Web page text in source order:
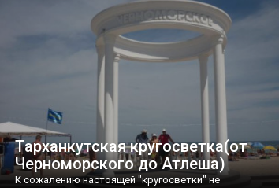
Тарханкутская кругосветка(от
Черноморского до Атлеша)
К сожалению настоящей "кругосветки" не